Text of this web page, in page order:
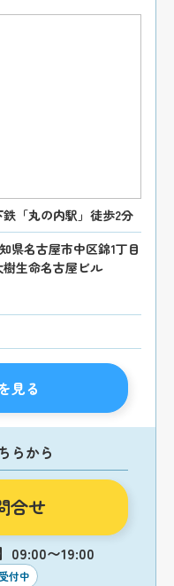
「丸の内駅」徒歩2分
県名古屋市中区錦1丁目
生命名古屋ビル
見る
らから
合せ
09:00〜19:00
付中